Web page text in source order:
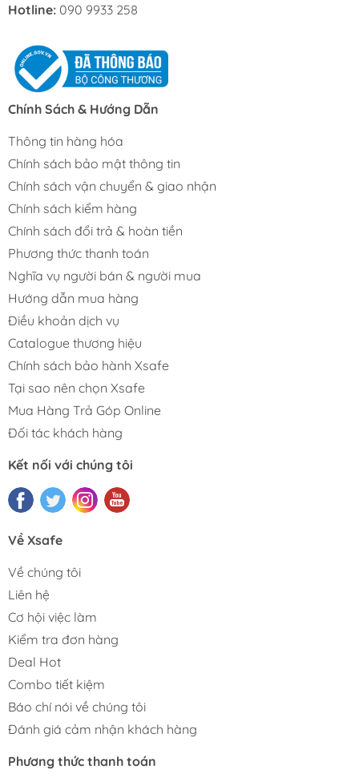
Hotline: 090 9933 258
Chính Sách & Hướng Dẫn
Thông tin hàng hóa
Chính sách bảo mật thông tin
Chính sách vận chuyển & giao nhận
Chính sách kiểm hàng
Chính sách đổi trả & hoàn tiền
Phương thức thanh toán
Nghĩa vụ người bán & người mua
Hướng dẫn mua hàng
Điều khoản dịch vụ
Catalogue thương hiệu
Chính sách bảo hành Xsafe
Tại sao nên chọn Xsafe
Mua Hàng Trả Góp Online
Đối tác khách hàng
Kết nối với chúng tôi
Về Xsafe
Về chúng tôi
Liên hệ
Cơ hội việc làm
Kiểm tra đơn hàng
Deal Hot
Combo tiết kiệm
Báo chí nói về chúng tôi
Đánh giá cảm nhận khách hàng
Phương thức thanh toán